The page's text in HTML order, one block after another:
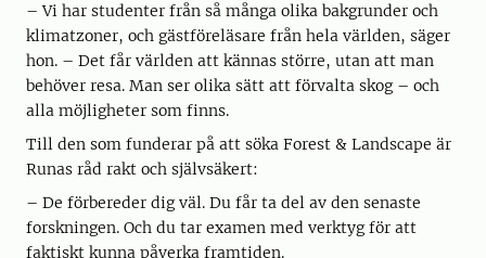
– Vi har studenter från så många olika bakgrunder och
klimatzoner, och gästföreläsare från hela världen, säger
hon. – Det får världen att kännas större, utan att man
behöver resa. Man ser olika sätt att förvalta skog – och
alla möjligheter som finns.
Till den som funderar på att söka Forest & Landscape är
Runas råd rakt och självsäkert:
– De förbereder dig väl. Du får ta del av den senaste
forskningen. Och du tar examen med verktyg för att
faktiskt kunna påverka framtiden.